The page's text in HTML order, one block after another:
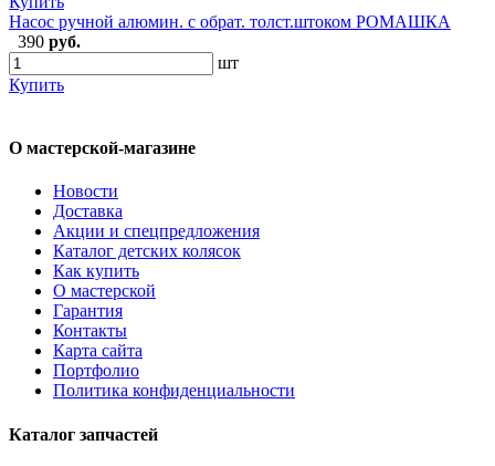
Насос ручной алюмин. с обрат. толст.штоком РОМАШКА
390 руб.
шт
Купить
О мастерской-магазине
Новости
Доставка
Акции и спецпредложения
Каталог детских колясок
Как купить
О мастерской
Гарантия
Контакты
Карта сайта
Портфолио
Политика конфиденциальности
Каталог запчастей